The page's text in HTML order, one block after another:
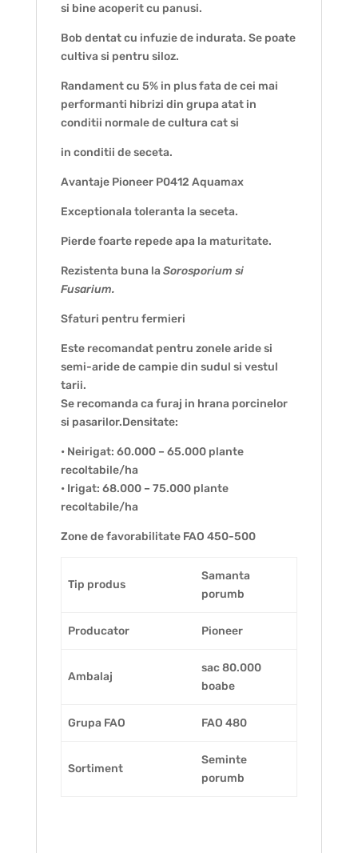
si bine acoperit cu panusi.
Bob dentat cu infuzie de indurata. Se poate
cultiva si pentru siloz.
Randament cu 5% in plus fata de cei mai
performanti hibrizi din grupa atat in
conditii normale de cultura cat si
in conditii de seceta.
Avantaje Pioneer P0412 Aquamax
Exceptionala toleranta la seceta.
Pierde foarte repede apa la maturitate.
Rezistenta buna la Sorosporium si
Fusarium.
Sfaturi pentru fermieri
Este recomandat pentru zonele aride si
semi-aride de campie din sudul si vestul
tarii.
Se recomanda ca furaj in hrana porcinelor
si pasarilor.Densitate:
• Neirigat: 60.000 – 65.000 plante
recoltabile/ha
• Irigat: 68.000 – 75.000 plante
recoltabile/ha
Zone de favorabilitate FAO 450-500
Tip produs
Samanta
porumb
Producator Pioneer
Ambalaj
sac 80.000
boabe
Grupa FAO FAO 480
Sortiment
Seminte
porumb